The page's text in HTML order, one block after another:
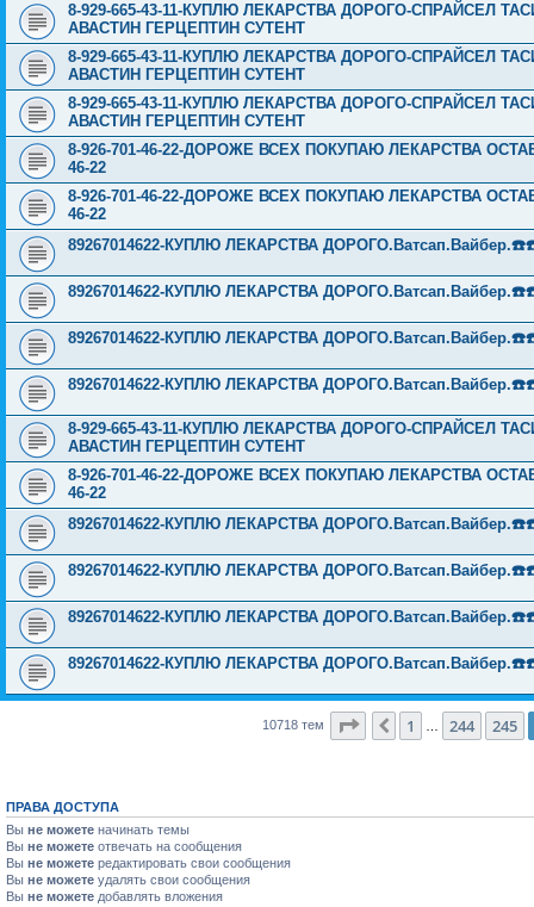
8-929-665-43-11-КУПЛЮ ЛЕКАРСТВА ДОРОГО-СПРАЙСЕЛ
АВАСТИН ГЕРЦЕПТИН СУТЕНТ
8-929-665-43-11-КУПЛЮ ЛЕКАРСТВА ДОРОГО-СПРАЙСЕЛ
АВАСТИН ГЕРЦЕПТИН СУТЕНТ
8-929-665-43-11-КУПЛЮ ЛЕКАРСТВА ДОРОГО-СПРАЙСЕЛ
АВАСТИН ГЕРЦЕПТИН СУТЕНТ
8-926-701-46-22-ДОРОЖЕ ВСЕХ ПОКУПАЮ ЛЕКАРСТВА
46-22
8-926-701-46-22-ДОРОЖЕ ВСЕХ ПОКУПАЮ ЛЕКАРСТВА
46-22
89267014622-КУПЛЮ ЛЕКАРСТВА
89267014622-КУПЛЮ ЛЕКАРСТВА
89267014622-КУПЛЮ ЛЕКАРСТВА
89267014622-КУПЛЮ ЛЕКАРСТВА
8-929-665-43-11-КУПЛЮ ЛЕКАРСТВА ДОРОГО-СПРАЙСЕЛ
АВАСТИН ГЕРЦЕПТИН СУТЕНТ
8-926-701-46-22-ДОРОЖЕ ВСЕХ ПОКУПАЮ ЛЕКАРСТВА
46-22
89267014622-КУПЛЮ ЛЕКАРСТВА
89267014622-КУПЛЮ ЛЕКАРСТВА
89267014622-КУПЛЮ ЛЕКАРСТВА
89267014622-КУПЛЮ ЛЕКАРСТВА
10718 тем Страница 246из 429
Пред.
1 244 245
ПРАВА ДОСТУПА
Вы не можете начинать темы
Вы не можете отвечать на сообщения
Вы не можете редактировать свои сообщения
Вы не можете удалять свои сообщения
Вы не можете добавлять вложения